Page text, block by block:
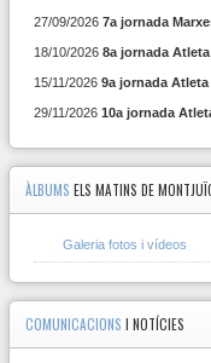
27/09/2026 7a jornada
18/10/2026 8a jornada Atleta
15/11/2026 9a jornada Atleta
29/11/2026 10a jornada
ÀLBUMS ELS MATINS DE
Galeria fotos i vídeos
COMUNICACIONS I NOTÍCIES